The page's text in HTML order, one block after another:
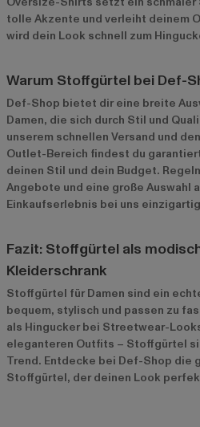
tolle Akzente und verleiht deinem
wird dein Look schnell zum
Warum Stoffgürtel bei Def-
Def-Shop bietet dir eine breite
Damen, die sich durch Stil und
unserem schnellen Versand und
Outlet-Bereich findest du
deinen Stil und dein Budget.
Angebote und eine große Auswahl
Einkaufserlebnis bei uns
Fazit: Stoffgürtel als
Kleiderschrank
Stoffgürtel für Damen sind ein
bequem, stylisch und passen zu
als Hingucker bei Streetwear-
eleganteren Outfits – Stoffgürtel
Trend. Entdecke bei Def-Shop die
Stoffgürtel, der deinen Look